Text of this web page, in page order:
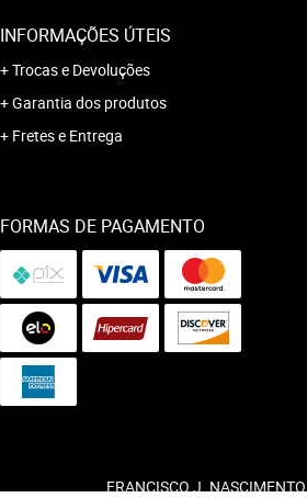
INFORMAÇÕES ÚTEIS
Trocas e Devoluções
Garantia dos produtos
Fretes e Entrega
FORMAS DE PAGAMENTO
FRANCISCO J. NASCIMENTO